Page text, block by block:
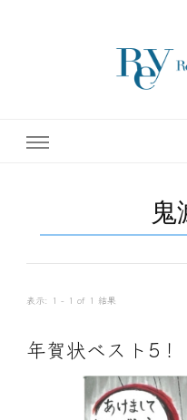
テ開設45年の実績を誇る本格エス
鬼
表示: 1 - 1 of 1 結果
年賀状ベスト5！